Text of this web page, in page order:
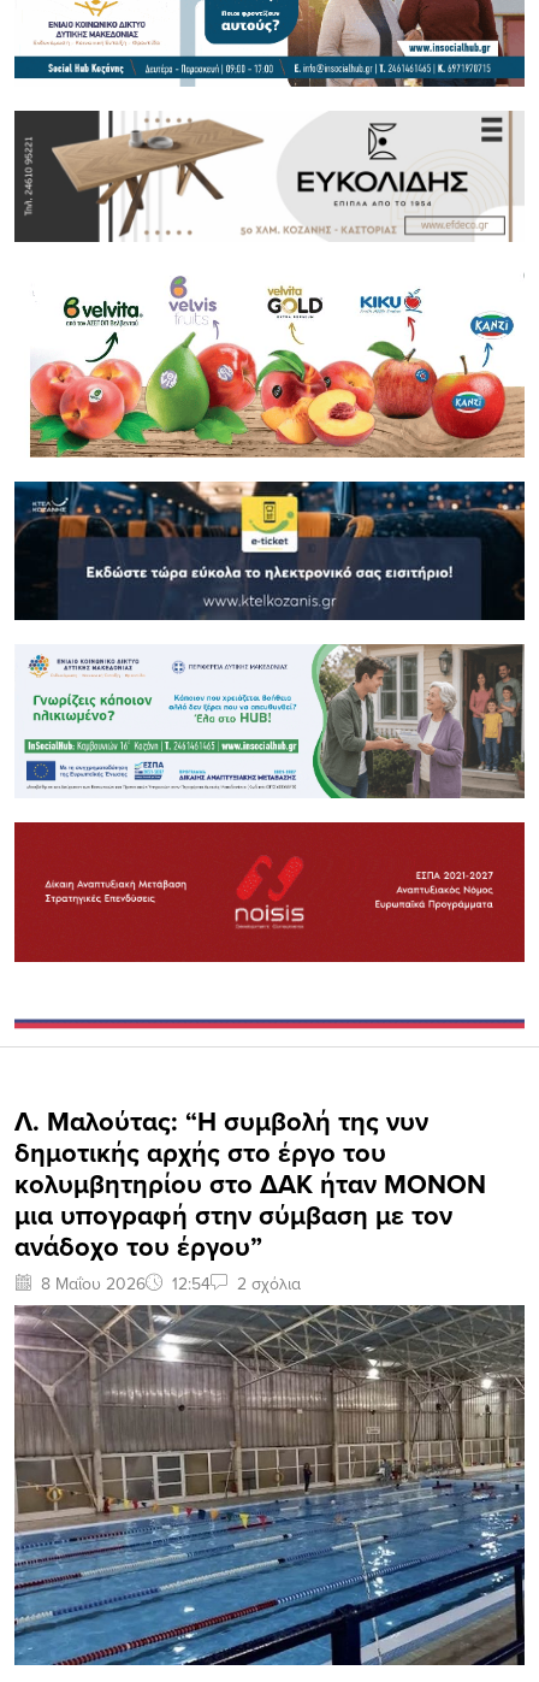
Λ. Μαλούτας: “H συμβολή της νυν
δημοτικής αρχής στο έργο του
κολυμβητηρίου στο ΔΑΚ ήταν ΜΟΝΟΝ
μια υπογραφή στην σύμβαση με τον
ανάδοχο του έργου”
8 Μαΐου 2026 12:54 2 σχόλια